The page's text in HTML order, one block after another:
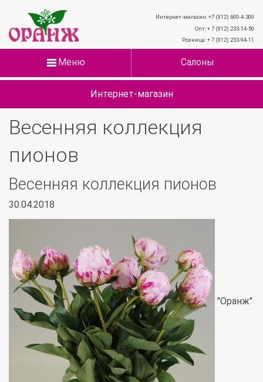
Интернет-магазин: +7 (812) 600-4-300
Опт: + 7 (812) 233-14-50
Розница: + 7 (812) 233-94-11
Меню Салоны
Интернет-магазин
Весенняя коллекция
пионов
Весенняя коллекция пионов
30.04.2018
"Оранж"